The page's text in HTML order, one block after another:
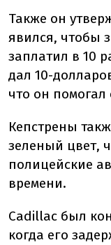
Также он
явился, чтобы
заплатил в 10
дал 10-
что он помогал
Кепстрены
зеленый цвет,
полицейские
времени.
Cadillac был
когда его